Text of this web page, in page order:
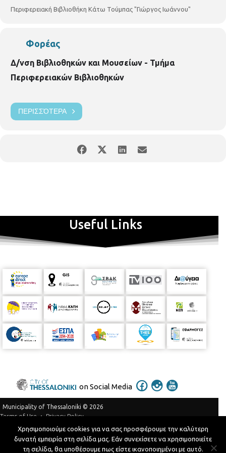
Υπεύθυνοι Βιβλιοθηκονόμοι Μπατσέλα Ζωή Μυλωνά Ευγενία
Περιφερειακή Βιβλιοθήκη Κάτω Τούμπας "Γιώργος Ιωάννου"
Φορέας
Δ/νση Βιβλιοθηκών και Μουσείων - Τμήμα
Περιφερειακών Βιβλιοθηκών
ΠΕΡΙΣΣΌΤΕΡΑ
Useful Links
on Social Media
Municipality of Thessaloniki © 2026
Terms of Use
Privacy Policy
Telephone Catalog
Developed byMyCompany Projects
Χρησιμοποιούμε cookies για να σας προσφέρουμε την καλύτερη
δυνατή εμπειρία στη σελίδα μας. Εάν συνεχίσετε να χρησιμοποιείτε
τη σελίδα, θα υποθέσουμε πως είστε ικανοποιημένοι με αυτό.